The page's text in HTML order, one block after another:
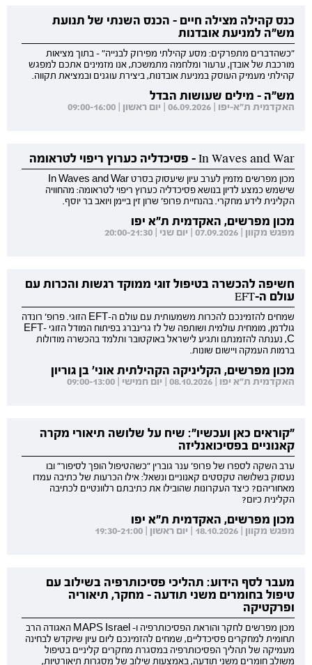
כנס קהילה מצילה חיים - הכנס השנתי של תנועת
מש"ה למניעת אובדנות
"כשהדברים מתפרקים: מסע קהילתי מפירוק לבנייה" - בתוך מציאות
מורכבת של אובדן, ערעור ומלחמה מתמשכת, אנו מזמינים אתכם למפגש
קהילתי מעמיק העוסק במניעת אובדנות, ביצירת עוגנים ובמציאת תקווה.
מש"ה - מילים שעושות הבדל
האקדמית ת"א-יפו | 06.09.2026 | יום ראשון | 09:00-16:00
In Waves and War - פסיכדליה כערוץ ריפוי לטראומה
מכון מפרשים מזמין לערב עיון שיעסוק בסרט In Waves and War
שישמש כמצע לדיון בנושא פסיכדליה כערוץ ריפוי לטראומה: מהחוויה
הקלינית לידע מחקרי. בהנחיית פרופ' שרון זין ביימן ויואב בר יוסף.
מכון מפרשים, האקדמית ת"א יפו
מפגש מקוון | 07.09.2026 | יום שני | 20:00-21:30
חשיפה להכשרה בטיפול זוגי ממוקד רגשות והכרות עם
עולם ה-EFT
שמחים להזמינכם להכרות משמעותית עם עולם ה-EFT הזוגי. פרופ' רונדה
גולדמן, מומחית עולמית ושותפה של לז גרינברג בפיתוח המודל הזוגי EFT-
C, נענתה להזמנתנו ותגיע לישראל באוקטובר ותלמד בהכשרה מודולות
ברמות העמקה ויישום שונות.
מכון מפרשים, הקליניקה הקהילתית אוני' בן גוריון
האקדמית ת"א יפו | 08.10.2026 | יום חמישי | 09:00-13:00
"קוראים כאן ועכשיו": שיח על שלושה תיאורי מקרה
קאנוניים בפסיכואנליזה
ערב השקה לספרו של פרופ' ענר גוברין "כשהטיפול הופך לסיפור" ובו
נעסוק בשלושה טקסטים קאנוניים ונשאל: אילו הכרעות של כתיבה עמדו
מאחוריהם? כיצד העקרונות שהובילו את כתיבתם רלוונטיים לכתיבה
הקלינית כיום?
מכון מפרשים, האקדמית ת"א יפו
מפגש מקוון | 18.10.2026 | יום ראשון | 19:30-21:00
מעבר לסף הידוע: תהליכי פסיכותרפיה בשילוב עם
טיפול בחומרים משני תודעה - מחקר, תיאוריה
ופרקטיקה
מכון מפרשים לחקר והוראת הפסיכותרפיה ו- MAPS Israel האגודה הרב
תחומית למחקרים פסיכדליים, שמחים להזמינכם ליום עיון שיוקדש לבחינה
מעמיקה של תהליך הפסיכותרפיה במסגרת מחקרים קליניים בטיפול
משולב חומרים משני תודעה, באמצעות שילוב של מסגרות תיאורטיות,